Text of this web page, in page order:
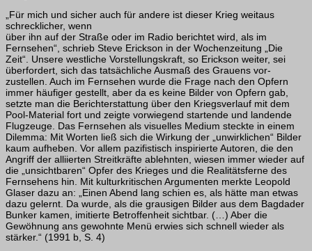
„Für mich und sicher auch für andere ist dieser Krieg weitaus
schrecklicher, wenn
über ihn auf der Straße oder im Radio berichtet wird, als im
Fernsehen“, schrieb Steve Erickson in der Wochenzeitung „Die
Zeit“. Unsere westliche Vorstellungskraft, so Erickson weiter, sei
überfordert, sich das tatsächliche Ausmaß des Grauens vor­
zustellen. Auch im Fernsehen wurde die Frage nach den Opfern
immer häufiger ge­stellt, aber da es keine Bilder von Opfern gab,
setzte man die Berichterstattung über den Kriegsverlauf mit dem
Pool-Material fort und zeigte vorwiegend startende und landende
Flugzeuge. Das Fernsehen als visuelles Medium steckte in einem
Di­lemma: Mit Worten ließ sich die Wirkung der „unwirklichen“ Bilder
kaum aufheben. Vor allem pazifistisch inspirierte Autoren, die den
Angriff der alliierten Streitkräfte ab­lehnten, wiesen immer wieder auf
die „unsichtbaren“ Opfer des Krieges und die Rea­litätsferne des
Fernsehens hin. Mit kulturkritischen Argumenten merkte Leopold
Gla­ser dazu an: „Einen Abend lang schien es, als hätte man etwas
dazu gelernt. Da wurde, als die grausigen Bilder aus dem Bagdader
Bunker kamen, imitierte Betrof­fenheit sichtbar. (…) Aber die
Gewöhnung ans gewohnte Menü erwies sich schnell wieder als
stärker.“ (1991 b, S. 4)